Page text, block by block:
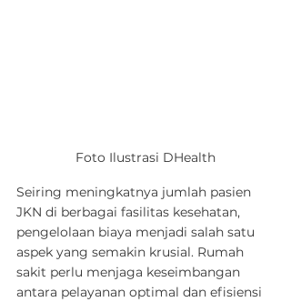
Foto Ilustrasi DHealth
Seiring meningkatnya jumlah pasien
JKN di berbagai fasilitas kesehatan,
pengelolaan biaya menjadi salah satu
aspek yang semakin krusial. Rumah
sakit perlu menjaga keseimbangan
antara pelayanan optimal dan efisiensi